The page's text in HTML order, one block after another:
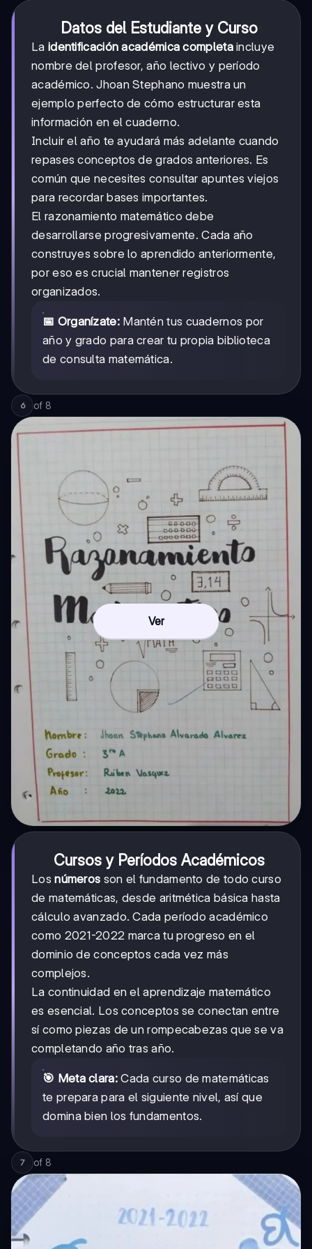
Datos del Estudiante y Curso
La identificación académica completaincluye
nombre del profesor, año lectivo y período
académico. Jhoan Stephano muestra un
ejemplo perfecto de cómo estructurar esta
información en el cuaderno.
Incluir el año te ayudará más adelante cuando
repases conceptos de grados anteriores. Es
común que necesites consultar apuntes viejos
para recordar bases importantes.
El razonamiento matemático debe
desarrollarse progresivamente. Cada año
construyes sobre lo aprendido anteriormente,
por eso es crucial mantener registros
organizados.
📅 Organízate:Mantén tus cuadernos por
año y grado para crear tu propia biblioteca
de consulta matemática.
6 of 8
Ver
Cursos y Períodos Académicos
Losnúmeros son el fundamento de todo curso
de matemáticas, desde aritmética básica hasta
cálculo avanzado. Cada período académico
como 2021-2022 marca tu progreso en el
dominio de conceptos cada vez más
complejos.
La continuidad en el aprendizaje matemático
es esencial. Los conceptos se conectan entre
sí como piezas de un rompecabezas que se va
completando año tras año.
🎯 Meta clara:Cada curso de matemáticas
te prepara para el siguiente nivel, así que
domina bien los fundamentos.
7 of 8